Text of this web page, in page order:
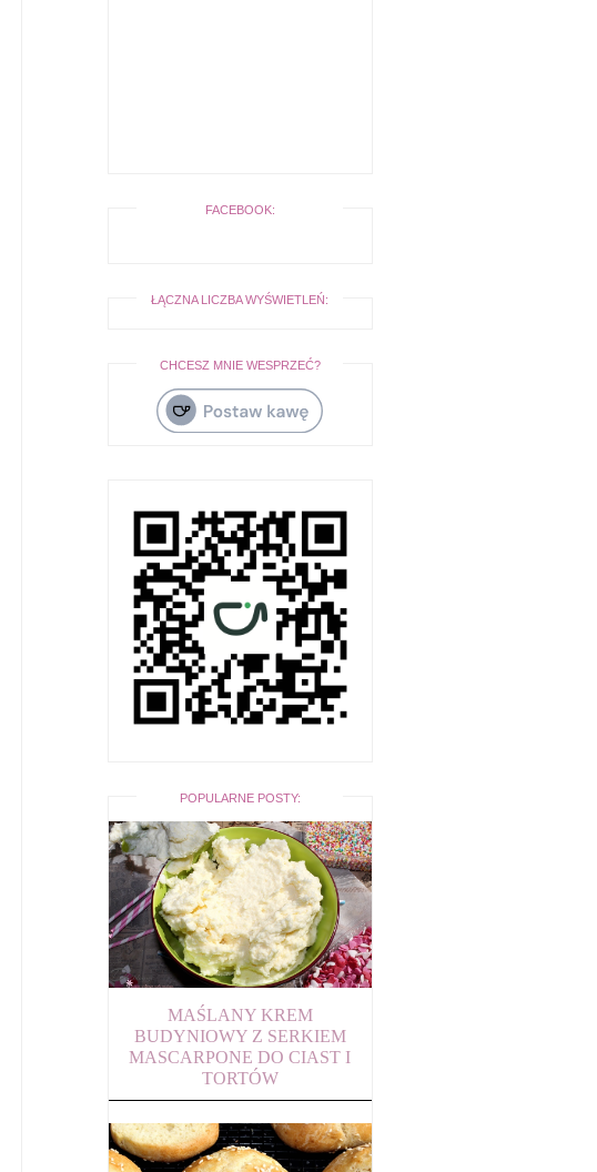
FACEBOOK:
ŁĄCZNA LICZBA WYŚWIETLEŃ:
CHCESZ MNIE WESPRZEĆ?
POPULARNE POSTY:
MAŚLANY KREM
BUDYNIOWY Z SERKIEM
MASCARPONE DO CIAST I
TORTÓW